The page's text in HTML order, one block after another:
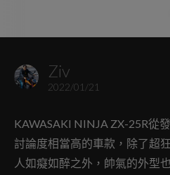
Ziv
2022/01/21
KAWASAKI NINJA ZX-25R從
討論度相當高的車款，除了超
人如癡如醉之外，帥氣的外型